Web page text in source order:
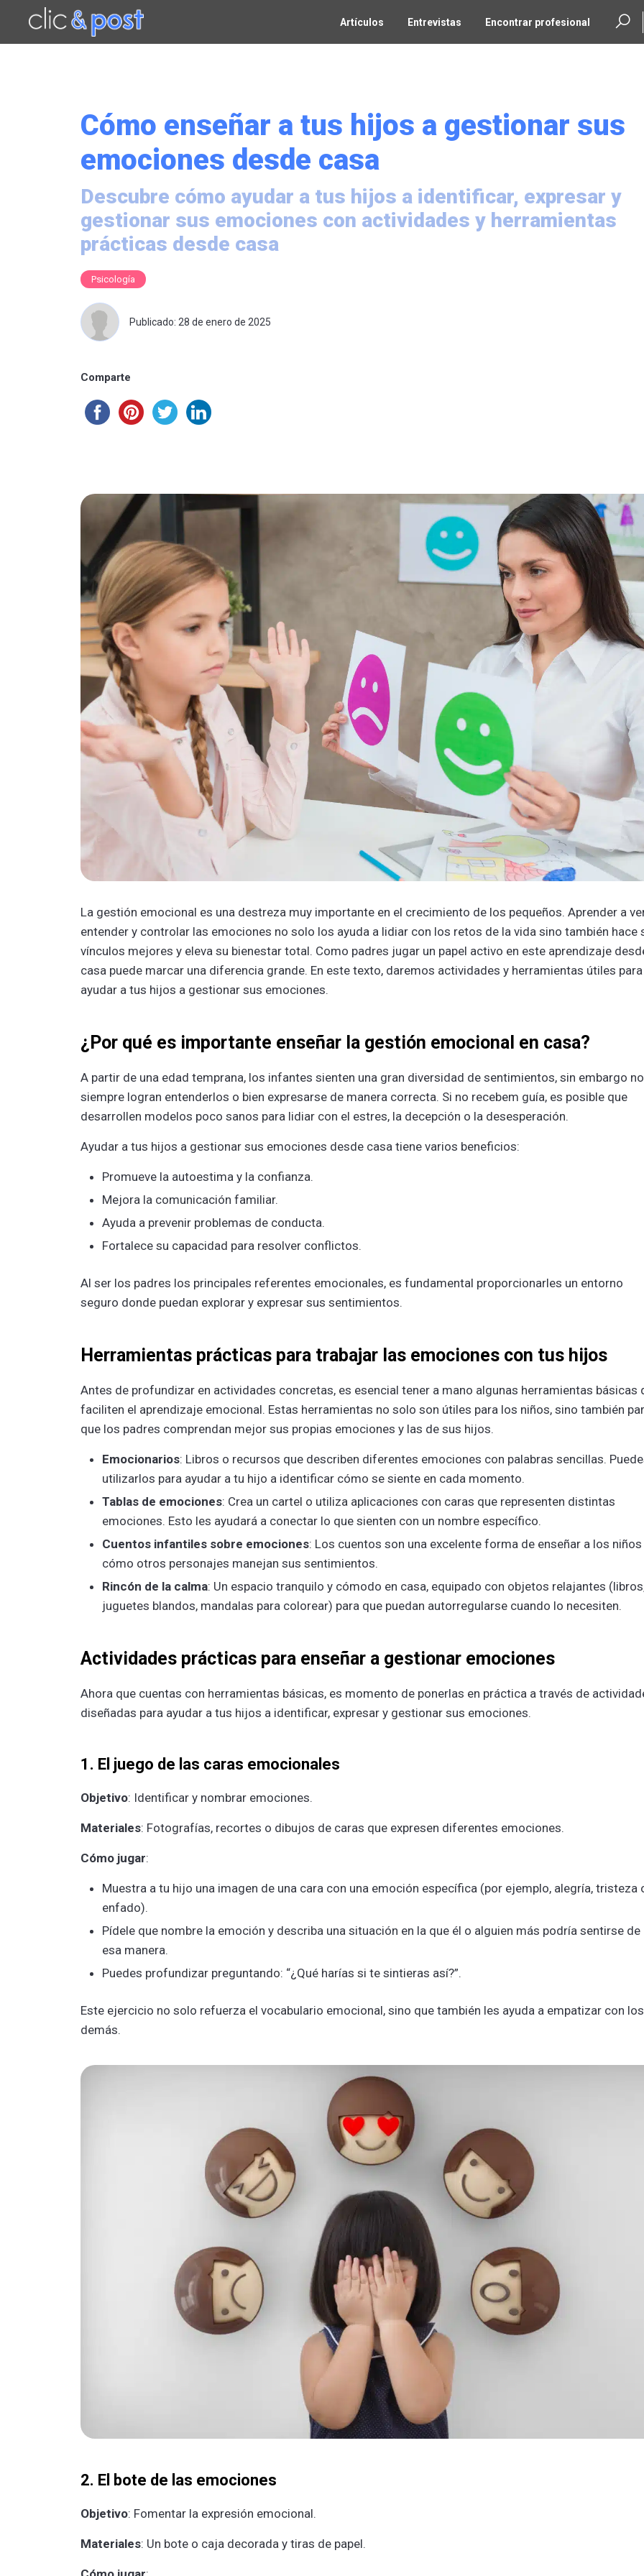
Artículos Entrevistas Encontrar profesional
Cómo enseñar a tus hijos a gestionar sus
emociones desde casa
Descubre cómo ayudar a tus hijos a identificar, expresar y
gestionar sus emociones con actividades y herramientas
prácticas desde casa
Psicología
Publicado: 28 de enero de 2025
Comparte
La gestión emocional es una destreza muy importante en el crecimiento de los pequeños. Aprender a
entender y controla͏r las emociones no solo los ayuda a lidiar con los retos de la vida sino también hace
vínculos mejores y eleva su bienestar total. Como padres jugar un papel activo en este aprendizaje
casa puede marc͏ar una di͏ferencia grande. En este texto, d͏are͏mos actividades y herramientas útiles ͏para
ayudar a tus hijos a gestionar sus emociones.͏
¿Por qué es importante enseñar la gestión emocional en casa?
A partir de una edad temprana, los infantes sienten una gran diversidad de sentimientos, sin embargo no
siempre logran entenderlos o bien expresarse de manera correcta. Si no recebem guía, es posible que
desarrollen modelos poco sanos para lidiar con el estres, la decepción o la desesperación.
Ayudar a tus hijos a gestionar sus emociones desde casa tiene varios beneficios:
Promueve la autoestima y la confianza.
Mejora la comunicación familiar.
Ayuda a prevenir problemas de conducta.
Fortalece su capacidad para resolver conflictos.
Al ser los padres los principales referentes emocionales, es fundamental proporcionarles un entorno
seguro donde puedan explorar y expresar sus sentimientos.
Herramientas prácticas para trabajar las emociones con tus hijos
Antes de profundizar en actividades concretas, es esencial tener a mano algunas herramientas básicas
faciliten el aprendizaje emocional. Estas herramientas no solo son útiles para los niños, sino también
que los padres comprendan mejor sus propias emociones y las de sus hijos.
Emocionarios: Libros o recursos que describen diferentes emociones con palabras sencillas.
utilizarlos para ayudar a tu hijo a identificar cómo se siente en cada momento.
Tablas de emociones: Crea un cartel o utiliza aplicaciones con caras que representen distintas
emociones. Esto les ayudará a conectar lo que sienten con un nombre específico.
Cuentos infantiles sobre emociones: Los cuentos son una excelente forma de enseñar a los niños
cómo otros personajes manejan sus sentimientos.
Rincón de la calma: Un espacio tranquilo y cómodo en casa, equipado con objetos relajantes
juguetes blandos, mandalas para colorear) para que puedan autorregularse cuando lo necesiten.
Actividades prácticas para enseñar a gestionar emociones
Ahora que cuentas con herramientas básicas, es momento de ponerlas en práctica a través de
diseñadas para ayudar a tus hijos a identificar, expresar y gestionar sus emociones.
1. El juego de las caras emocionales
Objetivo: Identificar y nombrar emociones.
Materiales: Fotografías, recortes o dibujos de caras que expresen diferentes emociones.
Cómo jugar:
Muestra a tu hijo una imagen de una cara con una emoción específica (por ejemplo, alegría, tristeza
enfado).
Pídele que nombre la emoción y describa una situación en la que él o alguien más podría sentirse de
esa manera.
Puedes profundizar preguntando: “¿Qué harías si te sintieras así?”.
Este ejercicio no solo refuerza el vocabulario emocional, sino que también les ayuda a empatizar con los
demás.
2. El bote de las emociones
Objetivo: Fomentar la expresión emocional.
Materiales: Un bote o caja decorada y tiras de papel.